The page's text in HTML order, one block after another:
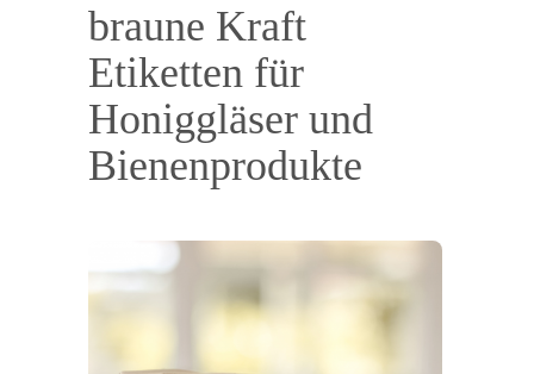
braune Kraft
Etiketten für
Honiggläser und
Bienenprodukte